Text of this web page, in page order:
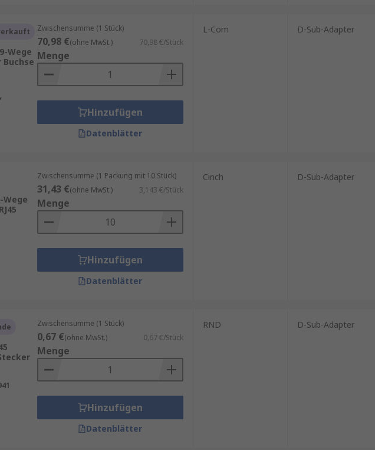
Wege
Buchse
Zwischensumme (1 Stück)
70,98 €(ohne MwSt.) 70,98 €/Stück
Menge
Hinzufügen
Datenblätter
L-Com D-Sub-Adapter
Wege
Zwischensumme (1 Packung mit 10 Stück)
31,43 €(ohne MwSt.) 3,143 €/Stück
Menge
Hinzufügen
Datenblätter
Cinch D-Sub-Adapter
Zwischensumme (1 Stück)
0,67 €(ohne MwSt.) 0,67 €/Stück
Menge
Hinzufügen
Datenblätter
RND D-Sub-Adapter